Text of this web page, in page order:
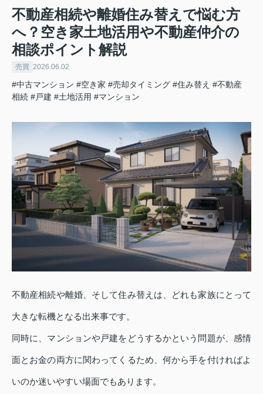
不動産相続や離婚住み替えで悩む方
へ？空き家土地活用や不動産仲介の
相談ポイント解説
売買 2026.06.02
#中古マンション #空き家 #売却タイミング #住み替え #不動産
相続 #戸建 #土地活用 #マンション
不動産相続や離婚、そして住み替えは、どれも家族にとって
大きな転機となる出来事です。
同時に、マンションや戸建をどうするかという問題が、感情
面とお金の両方に関わってくるため、何から手を付ければよ
いのか迷いやすい場面でもあります。